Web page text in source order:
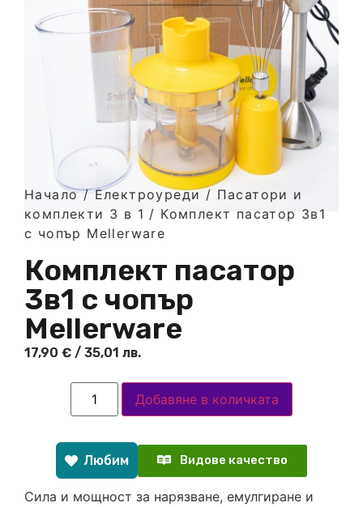
Начало/Електроуреди/ Пасатори и
комплекти 3 в 1 / Комплект пасатор 3в1
с чопър Mellerware
Комплект пасатор
3в1 с чопър
Mellerware
17,90 € / 35,01 лв.
Добавяне в количката
Любим Видове качество
Сила и мощност за нарязване, емулгиране и